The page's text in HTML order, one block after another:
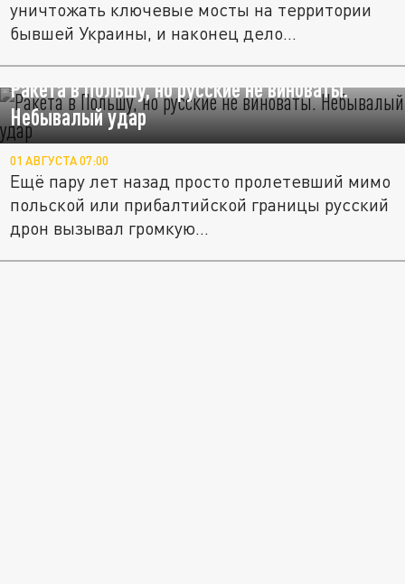
уничтожать ключевые мосты на территории
бывшей Украины, и наконец дело...
Ракета в Польшу, но русские не виноваты.
Небывалый удар
01 АВГУСТА 07:00
Ещё пару лет назад просто пролетевший мимо
польской или прибалтийской границы русский
дрон вызывал громкую...